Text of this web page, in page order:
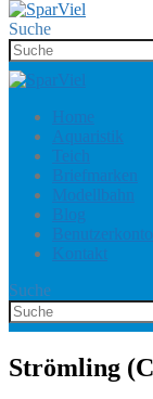
Suche
Home
Aquaristik
Teich
Briefmarken
Modellbahn
Blog
Benutzerkonto
Kontakt
Suche
Strömling